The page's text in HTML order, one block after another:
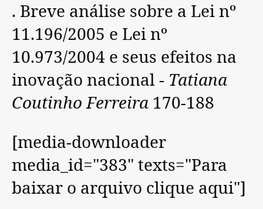
. Breve análise sobre a Lei nº
11.196/2005 e Lei nº
10.973/2004 e seus efeitos na
inovação nacional - Tatiana
Coutinho Ferreira 170-188
[media-downloader
media_id="383" texts="Para
baixar o arquivo clique aqui"]